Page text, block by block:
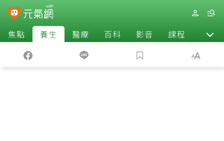
焦點 養生 醫療 百科 影音 課程 退休